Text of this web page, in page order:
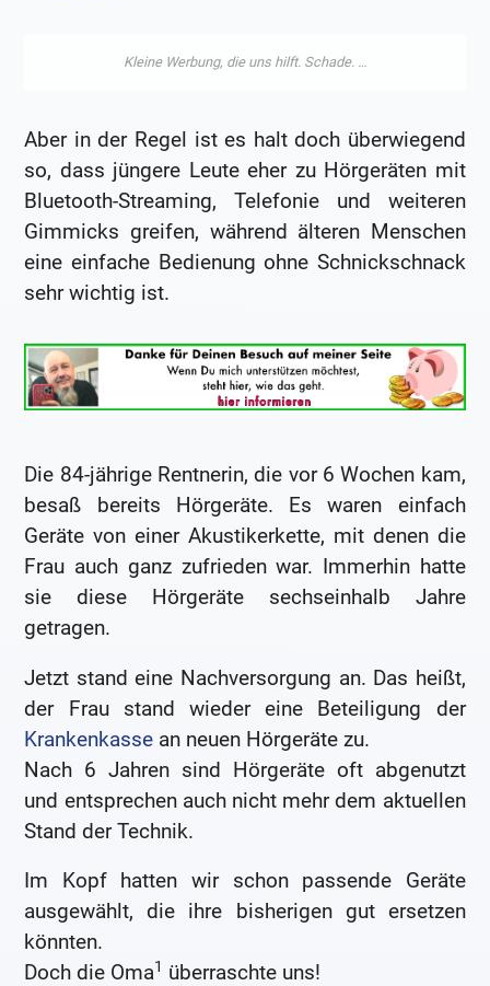
Aber in der Regel ist es halt doch überwiegend
so, dass jüngere Leute eher zu Hörgeräten mit
Bluetooth-Streaming, Telefonie und weiteren
Gimmicks greifen, während älteren Menschen
eine einfache Bedienung ohne Schnickschnack
sehr wichtig ist.
Die 84-jährige Rentnerin, die vor 6 Wochen kam,
besaß bereits Hörgeräte. Es waren einfach
Geräte von einer Akustikerkette, mit denen die
Frau auch ganz zufrieden war. Immerhin hatte
sie diese Hörgeräte sechseinhalb Jahre
getragen.
Jetzt stand eine Nachversorgung an. Das heißt,
der Frau stand wieder eine Beteiligung der
Krankenkasse an neuen Hörgeräte zu.
Nach 6 Jahren sind Hörgeräte oft abgenutzt
und entsprechen auch nicht mehr dem aktuellen
Stand der Technik.
Im Kopf hatten wir schon passende Geräte
ausgewählt, die ihre bisherigen gut ersetzen
könnten.
Doch die Oma1 überraschte uns!